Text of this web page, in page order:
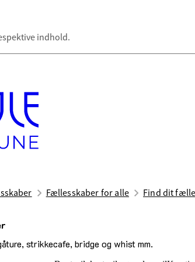
indhold.
Fællesskaber for alle Find dit
strikkecafe, bridge og whist mm.